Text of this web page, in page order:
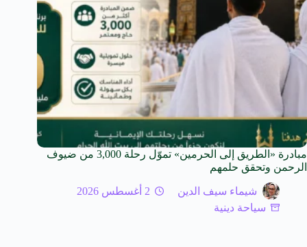
مبادرة «الطريق إلى الحرمين» تموّل رحلة 3,000 من ضيوف
الرحمن وتحقق حلمهم
شيماء سيف الدين
2 أغسطس 2026
سياحة دينية